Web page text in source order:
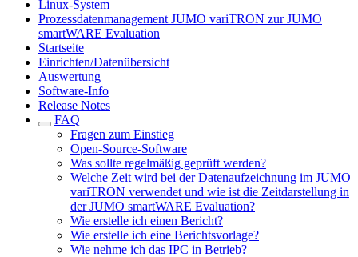
Linux-System
Prozessdatenmanagement JUMO variTRON zur JUMO
smartWARE Evaluation
Startseite
Einrichten/Datenübersicht
Auswertung
Software-Info
Release Notes
FAQ
Fragen zum Einstieg
Open-Source-Software
Was sollte regelmäßig geprüft werden?
Welche Zeit wird bei der Datenaufzeichnung im JUMO
variTRON verwendet und wie ist die Zeitdarstellung in
der JUMO smartWARE Evaluation?
Wie erstelle ich einen Bericht?
Wie erstelle ich eine Berichtsvorlage?
Wie nehme ich das IPC in Betrieb?